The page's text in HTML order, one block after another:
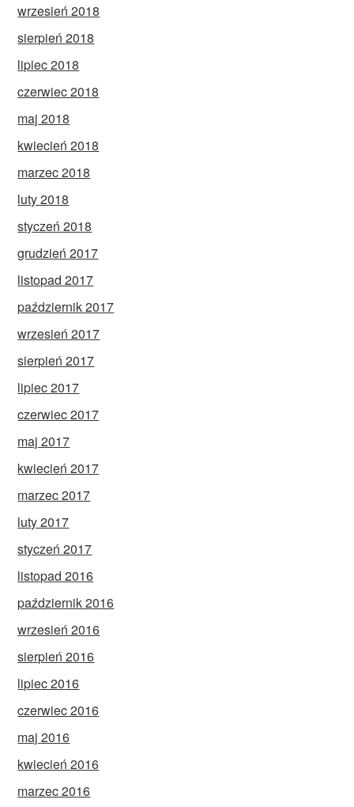
wrzesień 2018
sierpień 2018
lipiec 2018
czerwiec 2018
maj 2018
kwiecień 2018
marzec 2018
luty 2018
styczeń 2018
grudzień 2017
listopad 2017
październik 2017
wrzesień 2017
sierpień 2017
lipiec 2017
czerwiec 2017
maj 2017
kwiecień 2017
marzec 2017
luty 2017
styczeń 2017
listopad 2016
październik 2016
wrzesień 2016
sierpień 2016
lipiec 2016
czerwiec 2016
maj 2016
kwiecień 2016
marzec 2016